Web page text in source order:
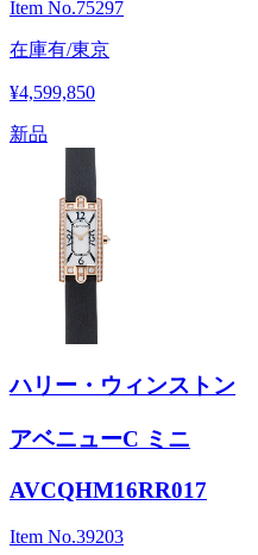
Item No.75297
在庫有/東京
¥4,599,850
新品
ハリー・ウィンストン
アベニューC ミニ
AVCQHM16RR017
Item No.39203